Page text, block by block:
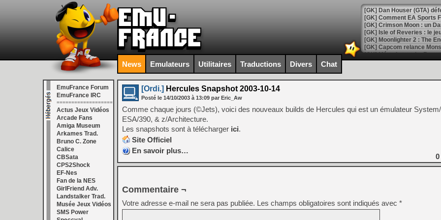
[GK] Comment EA Sports
[GK] Crimson Moon : un
[GK] Isle of Reveries : le
[GK] Moonlighter 2 : The
[GK] Capcom relance
[Mo5] Deux inédits du
[GK] Le beat'em up The
[GK] Endless Legend 2 :
[LS] [PS5] Le WebKit
[GK] Oubliez Crazy Taxi,
[LS] [Switch] NSZ 5.0.0
[GK] No More Room in
[GK] Un chatbot Atelier
[GK] Mémoire cash -
News Emulateurs Utilitaires Traductions Divers Chat
EmuFrance Forum
EmuFrance IRC
===================
Actus Jeux Vidéos
Arcade Fans
Amiga Museum
Arkames Trad.
Bruno C. Zone
Calice
CBSata
CPS2Shock
EF-Nes
Fan de la NES
GirlFriend Adv.
Landstalker Trad.
Musée Jeux Vidéos
SMS Power
[Ordi.] Hercules Snapshot 2003-10-14
Posté le 14/10/2003 à 13:09 par Eric_Aw
Comme chaque jours (©Jets), voici des nouveaux builds de Hercules qui est un émulateur
ESA/390, & z/Architecture.
Les snapshots sont à télécharger ici.
Site Officiel
En savoir plus…
0
Commentaire ¬
Votre adresse e-mail ne sera pas publiée. Les champs obligatoires sont indiqués avec *